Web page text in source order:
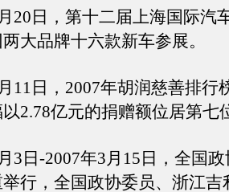
日，第十二届上海国际汽
大品牌十六款新车参展。
日，2007年胡润慈善排行
2.78亿元的捐赠额位居第七
日-2007年3月15日，全国政
行，全国政协委员、浙江吉